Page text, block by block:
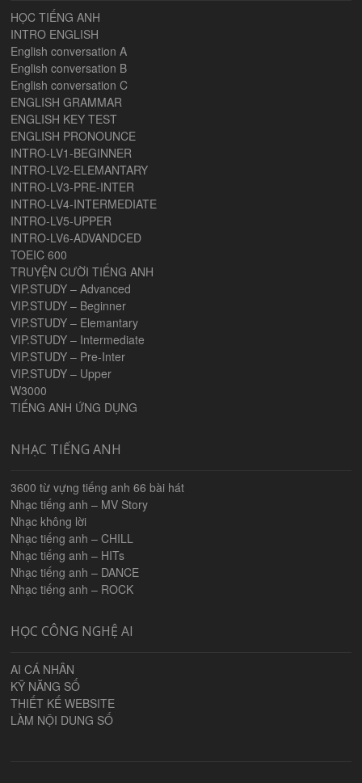
HỌC TIẾNG ANH
INTRO ENGLISH
English conversation A
English conversation B
English conversation C
ENGLISH GRAMMAR
ENGLISH KEY TEST
ENGLISH PRONOUNCE
INTRO-LV1-BEGINNER
INTRO-LV2-ELEMANTARY
INTRO-LV3-PRE-INTER
INTRO-LV4-INTERMEDIATE
INTRO-LV5-UPPER
INTRO-LV6-ADVANDCED
TOEIC 600
TRUYỆN CƯỜI TIẾNG ANH
VIP.STUDY – Advanced
VIP.STUDY – Beginner
VIP.STUDY – Elemantary
VIP.STUDY – Intermediate
VIP.STUDY – Pre-Inter
VIP.STUDY – Upper
W3000
TIẾNG ANH ỨNG DỤNG
NHẠC TIẾNG ANH
3600 từ vựng tiếng anh 66 bài hát
Nhạc tiếng anh – MV Story
Nhạc không lời
Nhạc tiếng anh – CHILL
Nhạc tiếng anh – HITs
Nhạc tiếng anh – DANCE
Nhạc tiếng anh – ROCK
HỌC CÔNG NGHỆ AI
AI CÁ NHÂN
KỸ NĂNG SỐ
THIẾT KẾ WEBSITE
LÀM NỘI DUNG SỐ